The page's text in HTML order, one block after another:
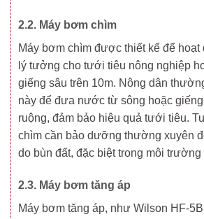
2.2. Máy bơm chìm
Máy bơm chìm được thiết kế để
lý tưởng cho tưới tiêu nông nghiệp
giếng sâu trên 10m. Nông dân
này để đưa nước từ sông hoặc
ruộng, đảm bảo hiệu quả tưới tiêu.
chìm cần bảo dưỡng thường xuyên
do bùn đất, đặc biệt trong môi trường
2.3. Máy bơm tăng áp
Máy bơm tăng áp, như Wilson HF-